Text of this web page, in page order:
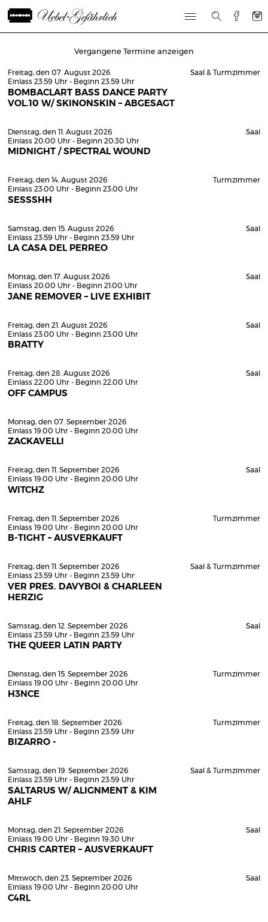
Vergangene Termine anzeigen
Freitag, den 07. August 2026
Einlass 23:59 Uhr - Beginn 23:59 Uhr
BOMBACLART BASS DANCE PARTY
VOL.10 W/ SKINONSKIN – ABGESAGT
Saal & Turmzimmer
Dienstag, den 11. August 2026
Einlass 20:00 Uhr - Beginn 20:30 Uhr
MIDNIGHT / SPECTRAL WOUND
Saal
Freitag, den 14. August 2026
Einlass 23:00 Uhr - Beginn 23:00 Uhr
SESSSHH
Turmzimmer
Samstag, den 15. August 2026
Einlass 23:59 Uhr - Beginn 23:59 Uhr
LA CASA DEL PERREO
Saal
Montag, den 17. August 2026
Einlass 20:00 Uhr - Beginn 21:00 Uhr
JANE REMOVER – LIVE EXHIBIT
Saal
Freitag, den 21. August 2026
Einlass 23:00 Uhr - Beginn 23:00 Uhr
BRATTY
Saal
Freitag, den 28. August 2026
Einlass 22:00 Uhr - Beginn 22:00 Uhr
OFF CAMPUS
Saal
Montag, den 07. September 2026
Einlass 19:00 Uhr - Beginn 20:00 Uhr
ZACKAVELLI
Freitag, den 11. September 2026
Einlass 19:00 Uhr - Beginn 20:00 Uhr
WITCHZ
Saal
Freitag, den 11. September 2026
Einlass 19:00 Uhr - Beginn 20:00 Uhr
B-TIGHT – AUSVERKAUFT
Turmzimmer
Freitag, den 11. September 2026
Einlass 23:59 Uhr - Beginn 23:59 Uhr
VER PRES. DAVYBOI & CHARLEEN
HERZIG
Saal & Turmzimmer
Samstag, den 12. September 2026
Einlass 23:59 Uhr - Beginn 23:59 Uhr
THE QUEER LATIN PARTY
Saal
Dienstag, den 15. September 2026
Einlass 19:00 Uhr - Beginn 20:00 Uhr
H3NCE
Turmzimmer
Freitag, den 18. September 2026
Einlass 23:59 Uhr - Beginn 23:59 Uhr
BIZARRO -
Turmzimmer
Samstag, den 19. September 2026
Einlass 23:59 Uhr - Beginn 23:59 Uhr
SALTARUS W/ ALIGNMENT & KIM
AHLF
Saal & Turmzimmer
Montag, den 21. September 2026
Einlass 19:00 Uhr - Beginn 19:30 Uhr
CHRIS CARTER – AUSVERKAUFT
Saal
Mittwoch, den 23. September 2026
Einlass 19:00 Uhr - Beginn 20:00 Uhr
C4RL
Saal